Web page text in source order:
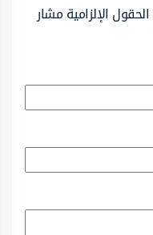
الحقول الإلزامية مشار